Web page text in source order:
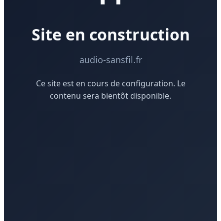
Site en construction
audio-sansfil.fr
Ce site est en cours de configuration. Le
contenu sera bientôt disponible.